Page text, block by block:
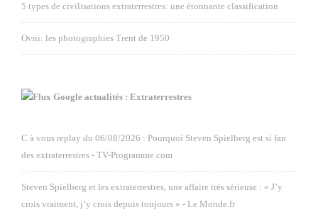
5 types de civilisations extraterrestres: une étonnante classification
Ovni: les photographies Trent de 1950
Google actualités : Extraterrestres
C à vous replay du 06/08/2026 : Pourquoi Steven Spielberg est si fan
des extraterrestres - TV-Programme.com
Steven Spielberg et les extraterrestres, une affaire très sérieuse : « J’y
crois vraiment, j’y crois depuis toujours » - Le Monde.fr